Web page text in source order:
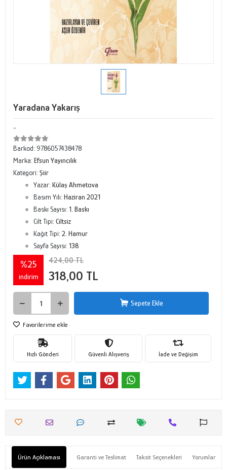
Yaradana Yakarış
-
Barkod: 9786057438478
Marka: Efsun Yayıncılık
Kategori: Şiir
Yazar: Külaş Ahmetova
Basım Yılı: Haziran 2021
Baskı Sayısı: 1. Baskı
Cilt Tipi: Ciltsiz
Kağıt Tipi: 2. Hamur
Sayfa Sayısı: 138
%25
indirim
424,00 TL
318,00 TL
Sepete Ekle
Favorilerime ekle
Hızlı Gönderi Güvenli Alışveriş İade ve Değişim
Ürün Açıklaması Garanti ve Teslimat Taksit Seçenekleri Yorumlar